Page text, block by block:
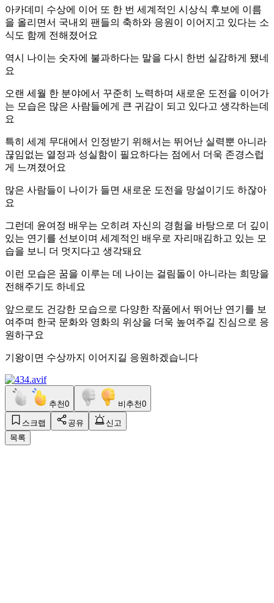
아카데미 수상에 이어 또 한 번 세계적인 시상식 후보에 이름
을 올리면서 국내외 팬들의 축하와 응원이 이어지고 있다는 소
식도 함께 전해졌어요
역시 나이는 숫자에 불과하다는 말을 다시 한번 실감하게 됐네
요
오랜 세월 한 분야에서 꾸준히 노력하며 새로운 도전을 이어가
는 모습은 많은 사람들에게 큰 귀감이 되고 있다고 생각하는데
요
특히 세계 무대에서 인정받기 위해서는 뛰어난 실력뿐 아니라
끊임없는 열정과 성실함이 필요하다는 점에서 더욱 존경스럽
게 느껴졌어요
많은 사람들이 나이가 들면 새로운 도전을 망설이기도 하잖아
요
그런데 윤여정 배우는 오히려 자신의 경험을 바탕으로 더 깊이
있는 연기를 선보이며 세계적인 배우로 자리매김하고 있는 모
습을 보니 더 멋지다고 생각돼요
이런 모습은 꿈을 이루는 데 나이는 걸림돌이 아니라는 희망을
전해주기도 하네요
앞으로도 건강한 모습으로 다양한 작품에서 뛰어난 연기를 보
여주며 한국 문화와 영화의 위상을 더욱 높여주길 진심으로 응
원하구요
기왕이면 수상까지 이어지길 응원하겠습니다
추천0 비추천0
스크랩 공유
신고
목록